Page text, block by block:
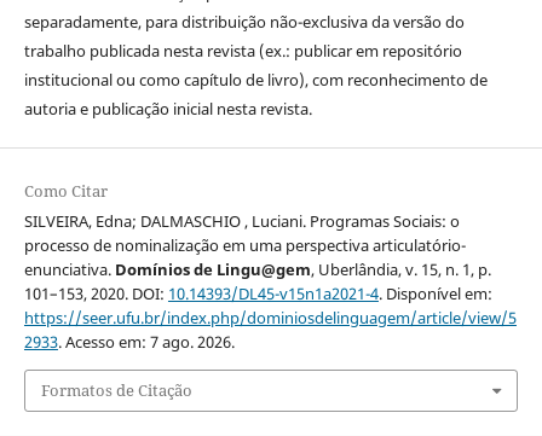
separadamente, para distribuição não-exclusiva da versão do
trabalho publicada nesta revista (ex.: publicar em repositório
institucional ou como capítulo de livro), com reconhecimento de
autoria e publicação inicial nesta revista.
Como Citar
SILVEIRA, Edna; DALMASCHIO , Luciani. Programas Sociais: o
processo de nominalização em uma perspectiva articulatório-
enunciativa. Domínios de Lingu@gem, Uberlândia, v. 15, n. 1, p.
101–153, 2020. DOI: 10.14393/DL45-v15n1a2021-4. Disponível em:
https://seer.ufu.br/index.php/dominiosdelinguagem/article/view/5
2933. Acesso em: 7 ago. 2026.
Formatos de Citação